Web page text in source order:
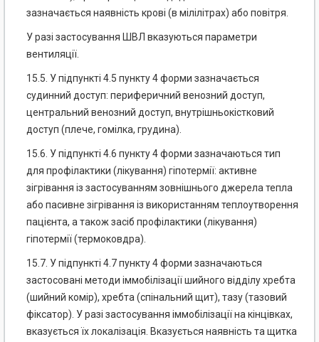
зазначається наявність крові (в мілілітрах) або повітря.
У разі застосування ШВЛ вказуються параметри
вентиляції.
15.5. У підпункті 4.5 пункту 4 форми зазначається
судинний доступ: периферичний венозний доступ,
центральний венозний доступ, внутрішньокістковий
доступ (плече, гомілка, грудина).
15.6. У підпункті 4.6 пункту 4 форми зазначаються тип
для профілактики (лікування) гіпотермії: активне
зігрівання із застосуванням зовнішнього джерела тепла
або пасивне зігрівання із використанням теплоутворення
пацієнта, а також засіб профілактики (лікування)
гіпотермії (термоковдра).
15.7. У підпункті 4.7 пункту 4 форми зазначаються
застосовані методи іммобілізації шийного відділу хребта
(шийний комір), хребта (спінальний щит), тазу (тазовий
фіксатор). У разі застосування іммобілізації на кінцівках,
вказується їх локалізація. Вказується наявність та щитка